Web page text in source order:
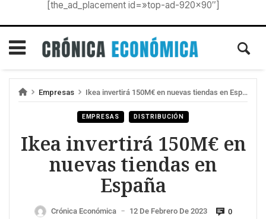
[the_ad_placement id=»top-ad-920×90″]
Empresas Ikea invertirá 150M€ en nuevas tiendas en España
EMPRESAS DISTRIBUCIÓN
Ikea invertirá 150M€ en
nuevas tiendas en
España
Crónica Económica — 12 De Febrero De 2023 0